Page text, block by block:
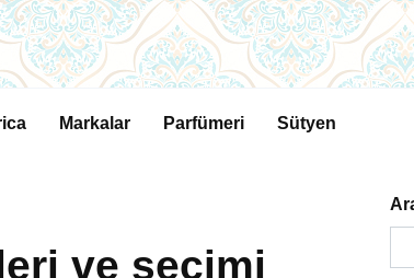
Markalar Parfümeri Sütyen
ve seçimi